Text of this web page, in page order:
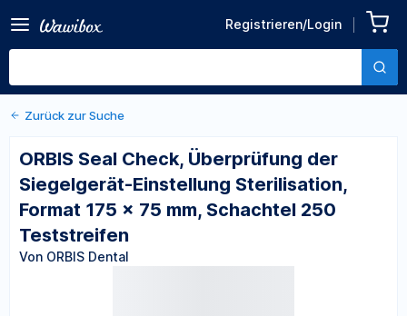
Registrieren/Login
Überprüfung der
Siegelgerät-Einstellung
75 mm, Schachtel 250
Von ORBIS Dental
Zurück zu den Produktdetails
Zurück zur Suche
ORBIS Seal Check, Überprüfung der
Siegelgerät-Einstellung Sterilisation,
Format 175 x 75 mm, Schachtel 250
Teststreifen
Von ORBIS Dental